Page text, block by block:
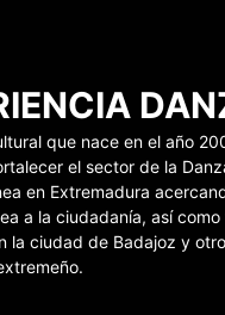
que nace en el año
el sector de la
en Extremadura
a la ciudadanía, así
la ciudad de Badajoz y